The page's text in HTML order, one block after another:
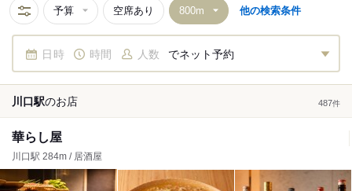
予算 空席あり 他の検索条件
日時 時間 人数 でネット予約
川口駅のお店 487件
華らし屋
川口駅 284m / 居酒屋